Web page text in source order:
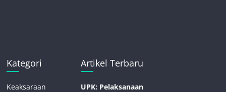
Kategori
Keaksaraan
Artikel Terbaru
UPK: Pelaksanaan